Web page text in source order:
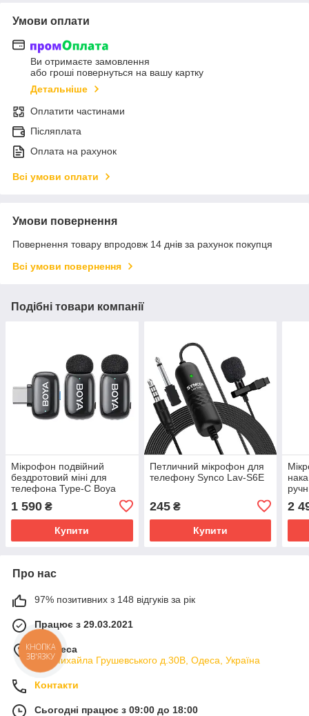
Умови оплати
Ви отримаєте замовлення
або гроші повернуться на вашу картку
Детальніше
Оплатити частинами
Післяплата
Оплата на рахунок
Всі умови оплати
Умови повернення
Повернення товару впродовж 14 днів за рахунок покупця
Всі умови повернення
Подібні товари компанії
Мікрофон подвійний
бездротовий міні для
телефона Type-C Boya
1 590 ₴
Купити
Петличний мікрофон для
телефону Synco Lav-S6E
245₴
Купити
2
Про нас
97% позитивних з 148 відгуків за рік
Працює з 29.03.2021
м. Одеса
вул.Михайла Грушевського д.30В, Одеса, Україна
Контакти
Сьогодні працює з 09:00 до 18:00
КНОПКА
ЗВ'ЯЗКУ